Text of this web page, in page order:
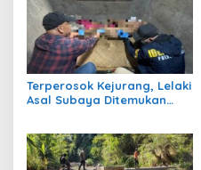
Terperosok Kejurang, Lelaki
Asal Subaya Ditemukan